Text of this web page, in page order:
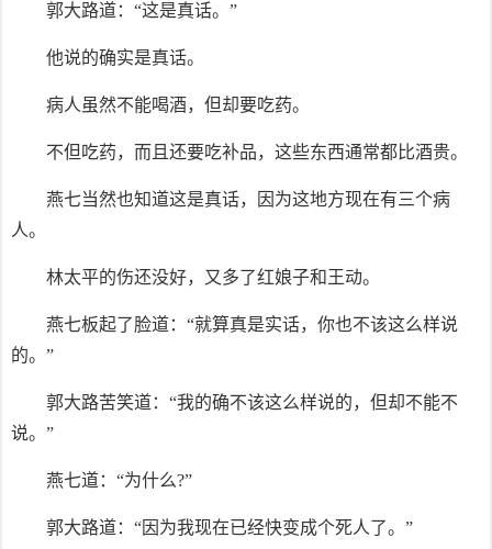
郭大路道：“这是真话。”
他说的确实是真话。
病人虽然不能喝酒，但却要吃药。
不但吃药，而且还要吃补品，这些东西通常都比酒贵。
燕七当然也知道这是真话，因为这地方现在有三个病
人。
林太平的伤还没好，又多了红娘子和王动。
燕七板起了脸道：“就算真是实话，你也不该这么样说
的。”
郭大路苦笑道：“我的确不该这么样说的，但却不能不
说。”
燕七道：“为什么?”
郭大路道：“因为我现在已经快变成个死人了。”